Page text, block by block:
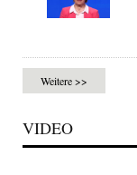
Weitere >>
VIDEO